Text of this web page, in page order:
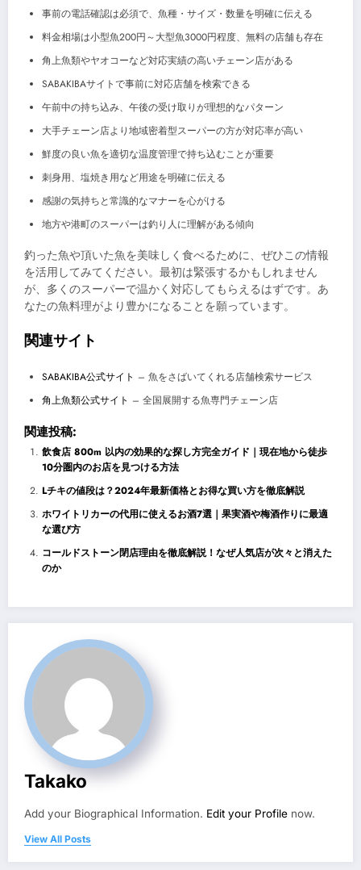
事前の電話確認は必須で、魚種・サイズ・数量を明確に伝える
料金相場は小型魚200円～大型魚3000円程度、無料の店舗も存在
角上魚類やヤオコーなど対応実績の高いチェーン店がある
SABAKIBAサイトで事前に対応店舗を検索できる
午前中の持ち込み、午後の受け取りが理想的なパターン
大手チェーン店より地域密着型スーパーの方が対応率が高い
鮮度の良い魚を適切な温度管理で持ち込むことが重要
刺身用、塩焼き用など用途を明確に伝える
感謝の気持ちと常識的なマナーを心がける
地方や港町のスーパーは釣り人に理解がある傾向
釣った魚や頂いた魚を美味しく食べるために、ぜひこの情報
を活用してみてください。最初は緊張するかもしれません
が、多くのスーパーで温かく対応してもらえるはずです。あ
なたの魚料理がより豊かになることを願っています。
関連サイト
SABAKIBA公式サイト – 魚をさばいてくれる店舗検索サービス
角上魚類公式サイト – 全国展開する魚専門チェーン店
関連投稿:
飲食店 800m 以内の効果的な探し方完全ガイド｜現在地から徒歩
10分圏内のお店を見つける方法
Lチキの値段は？2024年最新価格とお得な買い方を徹底解説
ホワイトリカーの代用に使えるお酒7選｜果実酒や梅酒作りに最適
な選び方
コールドストーン閉店理由を徹底解説！なぜ人気店が次々と消えた
のか
Takako
Add your Biographical Information. Edit your Profile now.
View All Posts